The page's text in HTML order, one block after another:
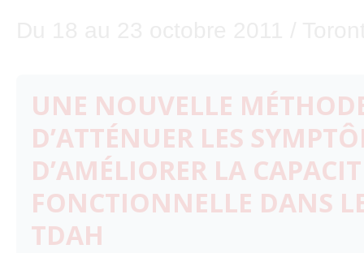
UNE NOUVELLE
D’ATTÉNUER LES
D’AMÉLIORER LA
FONCTIONNELLE DANS
TDAH